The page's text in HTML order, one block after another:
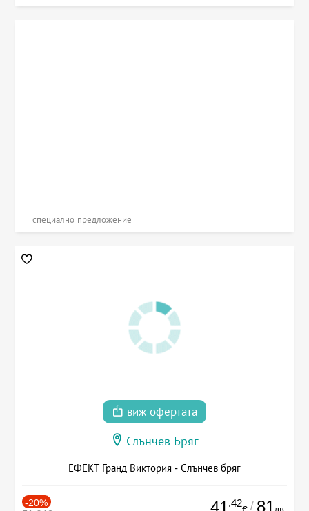
специално предложение
виж офертата
Слънчев Бряг
ЕФЕКТ Гранд Виктория - Слънчев бряг
-20% 41 .42 / 81